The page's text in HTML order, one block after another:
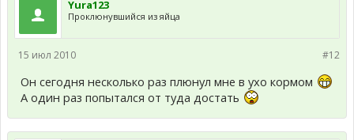
Yura123
Проклюнувшийся из яйца
#12
15 июл 2010
Он сегодня несколько раз плюнул мне в ухо кормом
А один раз попытался от туда достать